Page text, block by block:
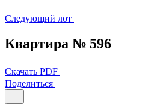
Следующий лот
Квартира № 596
Скачать PDF
Поделиться